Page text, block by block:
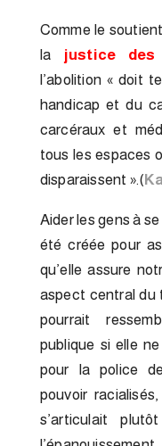
Comme le
la
justice des
l’abolition « doit
handicap et du
carcéraux et
tous les espaces
disparaissent ».(
Aider les gens à
été créée pour
qu’elle assure
aspect central du
pourrait
publique si elle
pour la police
pouvoir
s’articulait